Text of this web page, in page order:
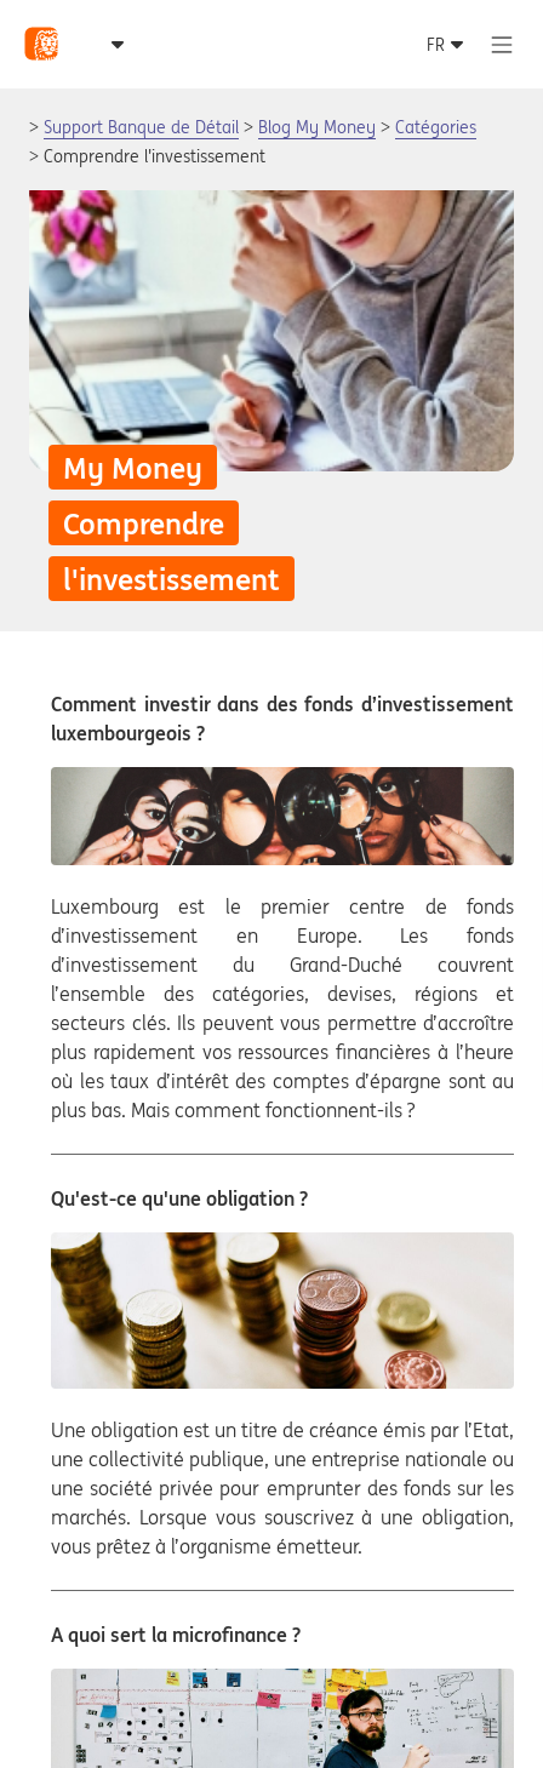
Support Banque de Détail Blog My Money
Catégories
Comprendre l'investissement
My Money
Comprendre
l'investissement
Comment investir dans des fonds d’investissement
luxembourgeois ?
Luxembourg est le premier centre de fonds
d’investissement en Europe. Les fonds
d’investissement du Grand-Duché couvrent
l’ensemble des catégories, devises, régions et
secteurs clés. Ils peuvent vous permettre d’accroître
plus rapidement vos ressources financières à l’heure
où les taux d’intérêt des comptes d’épargne sont au
plus bas. Mais comment fonctionnent-ils ?
Qu'est-ce qu'une obligation ?
Une obligation est un titre de créance émis par l’Etat,
une collectivité publique, une entreprise nationale ou
une société privée pour emprunter des fonds sur les
marchés. Lorsque vous souscrivez à une obligation,
vous prêtez à l’organisme émetteur.
A quoi sert la microfinance ?